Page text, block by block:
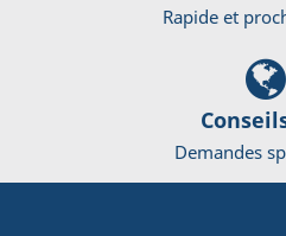
Rapide et
Demandes